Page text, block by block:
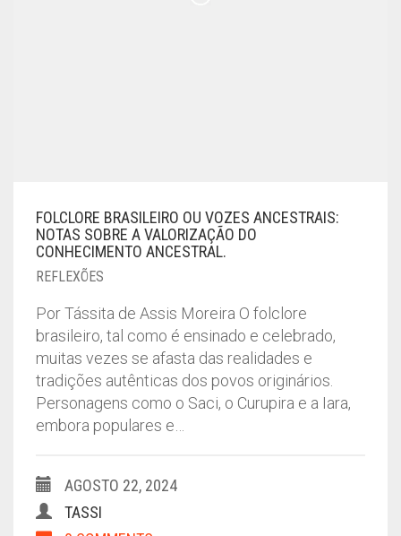
FOLCLORE BRASILEIRO OU VOZES ANCESTRAIS:
NOTAS SOBRE A VALORIZAÇÃO DO
CONHECIMENTO ANCESTRAL.
REFLEXÕES
Por Tássita de Assis Moreira O folclore
brasileiro, tal como é ensinado e celebrado,
muitas vezes se afasta das realidades e
tradições autênticas dos povos originários.
Personagens como o Saci, o Curupira e a Iara,
embora populares e…
AGOSTO 22, 2024
TASSI